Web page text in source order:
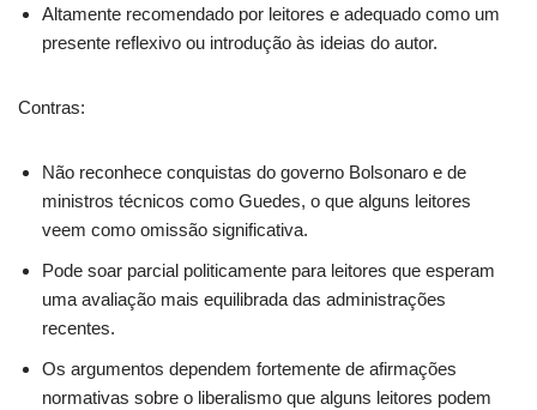
Altamente recomendado por leitores e adequado como um
presente reflexivo ou introdução às ideias do autor.
Contras:
Não reconhece conquistas do governo Bolsonaro e de
ministros técnicos como Guedes, o que alguns leitores
veem como omissão significativa.
Pode soar parcial politicamente para leitores que esperam
uma avaliação mais equilibrada das administrações
recentes.
Os argumentos dependem fortemente de afirmações
normativas sobre o liberalismo que alguns leitores podem